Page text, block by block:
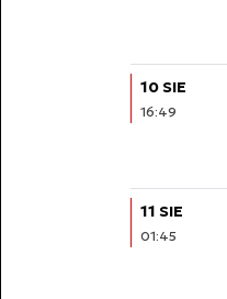
10 SIE
16:49
11 SIE
01:45